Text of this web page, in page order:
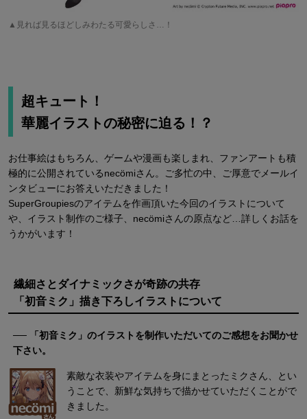
▲見れば見るほどしみわたる可愛らしさ…！
超キュート！
華麗イラストの秘密に迫る！？
お仕事絵はもちろん、ゲームや漫画も楽しまれ、ファンアートも積
極的に公開されているnecömiさん。ご多忙の中、ご厚意でメールイ
ンタビューにお答えいただきました！
SuperGroupiesのアイテムを作画頂いた今回のイラストについて
や、イラスト制作のご様子、necömiさんの原点など…詳しくお話を
うかがいます！
繊細さとダイナミックさが奇跡の共存
「初音ミク」描き下ろしイラストについて
── 「初音ミク」のイラストを制作いただいてのご感想をお聞かせ
下さい。
素敵な衣装やアイテムを身にまとったミクさん、とい
うことで、新鮮な気持ちで描かせていただくことがで
きました。